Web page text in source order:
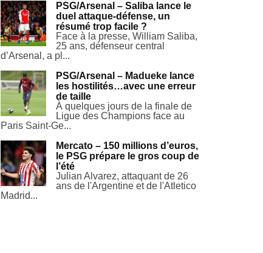
PSG/Arsenal – Saliba lance le
duel attaque-défense, un
résumé trop facile ?
Face à la presse, William Saliba,
25 ans, défenseur central
d’Arsenal, a pl...
PSG/Arsenal – Madueke lance
les hostilités…avec une erreur
de taille
À quelques jours de la finale de
Ligue des Champions face au
Paris Saint-Ge...
Mercato – 150 millions d’euros,
le PSG prépare le gros coup de
l’été
Julian Alvarez, attaquant de 26
ans de l'Argentine et de l'Atletico
Madrid...